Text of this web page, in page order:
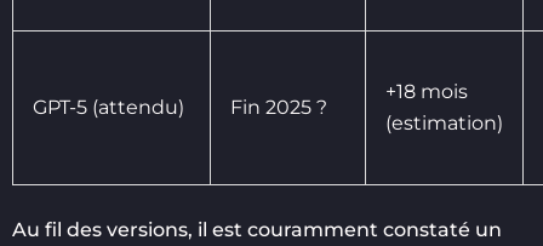
GPT-5 (attendu) Fin 2025 ?
+18 mois
(estimation)
Au fil des versions, il est couramment constaté un